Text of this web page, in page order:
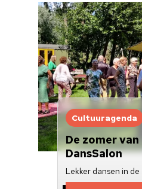
Cultuuragenda
De zomer van
DansSalon
Lekker dansen in de